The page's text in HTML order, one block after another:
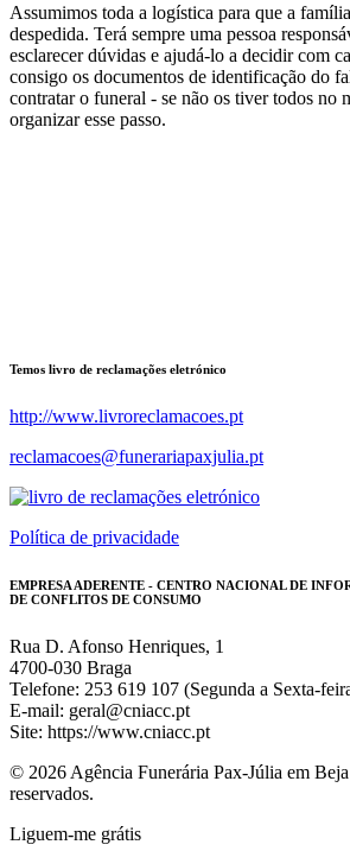
Assumimos toda a logística para que a
despedida. Terá sempre uma pessoa
esclarecer dúvidas e ajudá-lo a decidir com
consigo os documentos de identificação do
contratar o funeral - se não os tiver todos no
organizar esse passo.
Temos livro de reclamações eletrónico
http://www.livroreclamacoes.pt
reclamacoes@funerariapaxjulia.pt
Política de privacidade
EMPRESA ADERENTE - CENTRO NACIONAL DE
DE CONFLITOS DE CONSUMO
Rua D. Afonso Henriques, 1
4700-030 Braga
Telefone: 253 619 107 (Segunda a Sexta-
E-mail: geral@cniacc.pt
Site: https://www.cniacc.pt
© 2026 Agência Funerária Pax-Júlia em
reservados.
Liguem-me grátis